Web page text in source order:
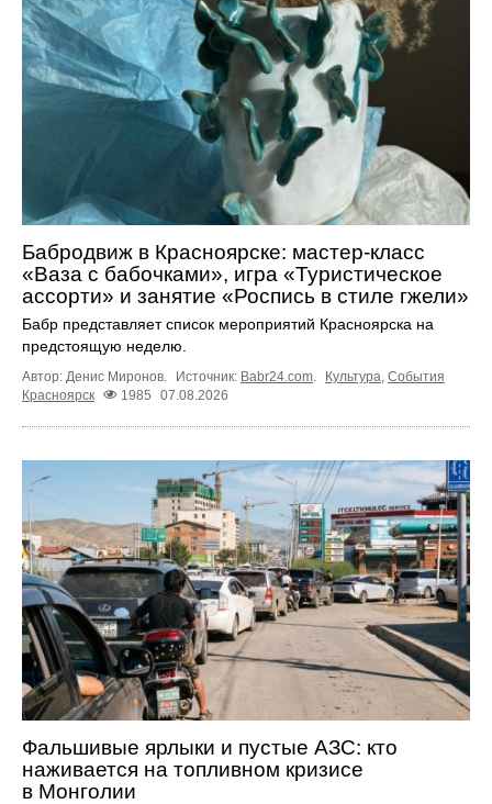
Бабродвиж в Красноярске: мастер-класс
«Ваза с бабочками», игра «Туристическое
ассорти» и занятие «Роспись в стиле гжели»
Бабр представляет список мероприятий Красноярска на
предстоящую неделю.
Автор: Денис Миронов. Источник: Babr24.com. Культура, События
Красноярск
1985 07.08.2026
Фальшивые ярлыки и пустые АЗС: кто
наживается на топливном кризисе
в Монголии